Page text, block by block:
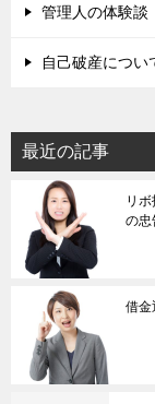
管理人の体験談
自己破産につい
最近の記事
リ
の忠
借金